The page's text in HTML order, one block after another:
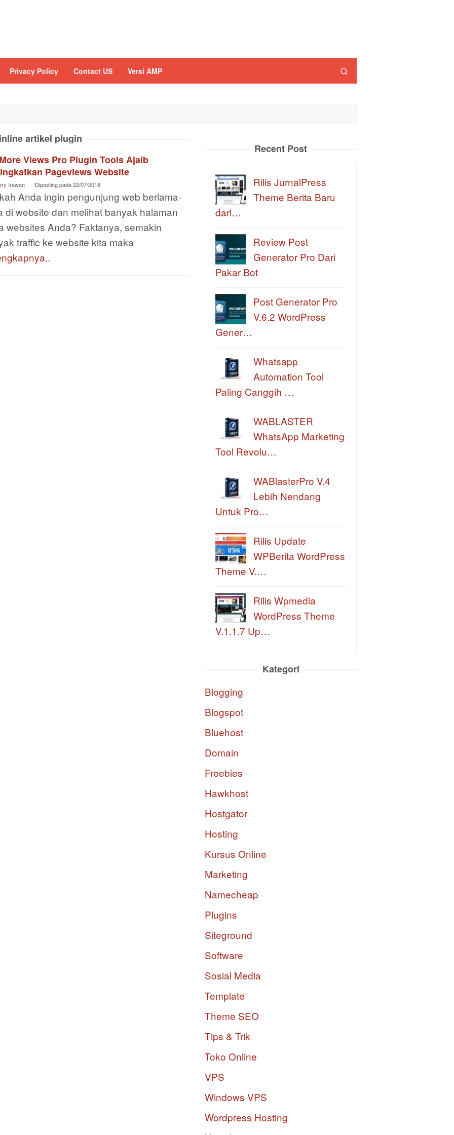
Privacy Policy Contact US Versi AMP
inline artikel plugin
Views Pro Plugin Tools Ajaib
Pageviews Website
Irawan Diposting pada22/07/2018
Anda ingin pengunjung web berlama-
di website dan melihat banyak halaman
websites Anda? Faktanya, semakin
traffic ke website kita maka
Recent Post
Rilis JurnalPress
Theme Berita Baru
dari…
Review Post
Generator Pro Dari
Pakar Bot
Post Generator Pro
V.6.2 WordPress
Gener…
Whatsapp
Automation Tool
Paling Canggih …
WABLASTER
WhatsApp Marketing
Tool Revolu…
WABlasterPro V.4
Lebih Nendang
Untuk Pro…
Rilis Update
WPBerita WordPress
Theme V.…
Rilis Wpmedia
WordPress Theme
V.1.1.7 Up…
Kategori
Blogging
Blogspot
Bluehost
Domain
Freebies
Hawkhost
Hostgator
Hosting
Kursus Online
Marketing
Namecheap
Plugins
Siteground
Software
Sosial Media
Template
Theme SEO
Tips & Trik
Toko Online
VPS
Windows VPS
Wordpress Hosting